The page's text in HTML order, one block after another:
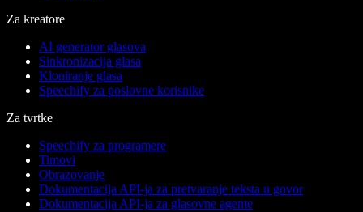
Za kreatore
AI generator glasova
Sinkronizacija glasa
Kloniranje glasa
Speechify za poslovne korisnike
Za tvrtke
Speechify za programere
Timovi
Obrazovanje
Dokumentacija API-ja za pretvaranje teksta u govor
Dokumentacija API-ja za glasovne agente